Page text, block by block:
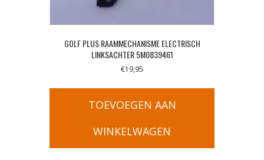
GOLF PLUS RAAMMECHANISME ELECTRISCH
LINKSACHTER 5M0839461
€19,95
TOEVOEGEN AAN
WINKELWAGEN